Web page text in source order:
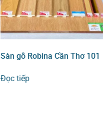
Sàn gỗ Robina Cần Thơ 101
Đọc tiếp